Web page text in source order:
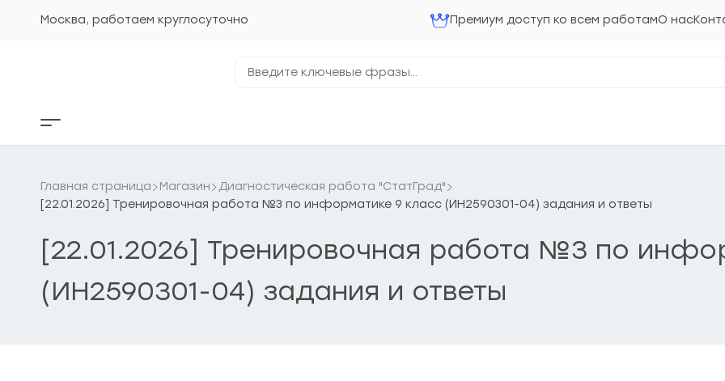
Москва, работаем круглосуточно Премиум доступ ко всем работамО нас
ключевые
Кнопка
бокового
Главная страница Магазин
Диагностическая работа "СтатГрад"
[22.01.2026] Тренировочная работа №3 по информатике 9 класс (ИН2590301-04) задания и ответы
[22.01.2026] Тренировочная работа №3 по
(ИН2590301-04) задания и ответы